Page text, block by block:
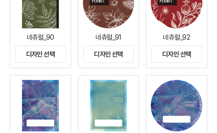
네츄럴_90
디자인 선택
네츄럴_91
디자인 선택
네츄럴_92
디자인 선택